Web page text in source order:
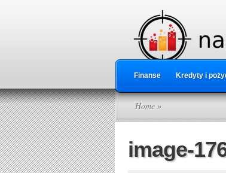
Finanse Kredyty i
Home »
image-